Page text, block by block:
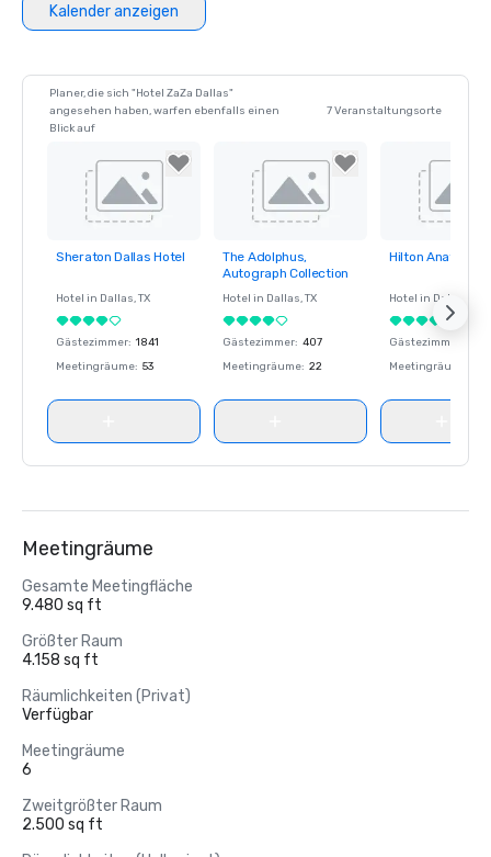
Kalender anzeigen
Planer, die sich "Hotel ZaZa Dallas"
angesehen haben, warfen ebenfalls einen
Blick auf
7 Veranstaltungsorte
Removed from
Sheraton Dallas Hotel
Hotel in Dallas, TX
Gästezimmer: 1841
Meetingräume: 53
Removed from
favorites
The Adolphus,
Autograph Collection
Hotel in Dallas, TX
Gästezimmer: 407
Meetingräume: 22
Removed
Hilton Anatole
Hotel in Dallas
Gästezimmer
Meetingräume
Meetingräume
Gesamte Meetingfläche
9.480 sq ft
Größter Raum
4.158 sq ft
Räumlichkeiten (Privat)
Verfügbar
Meetingräume
6
Zweitgrößter Raum
2.500 sq ft